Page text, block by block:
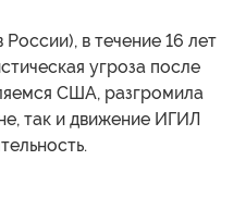
в течение 16 лет
угроза после
США, разгромила
так и движение ИГИЛ